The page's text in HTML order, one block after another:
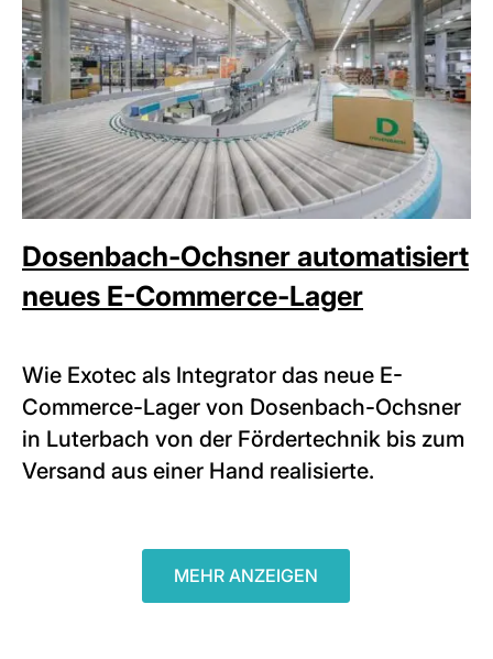
Dosenbach-Ochsner automatisiert
neues E-Commerce-Lager
Wie Exotec als Integrator das neue E-
Commerce-Lager von Dosenbach-Ochsner
in Luterbach von der Fördertechnik bis zum
Versand aus einer Hand realisierte.
MEHR ANZEIGEN